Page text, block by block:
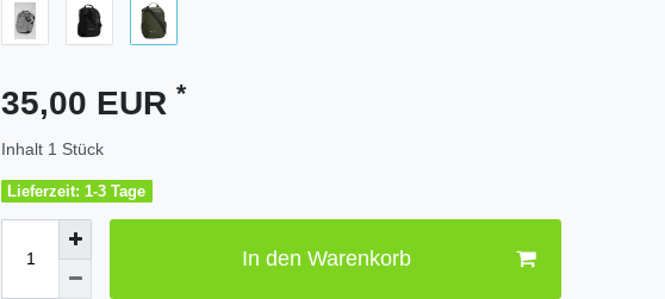
35,00 EUR *
Inhalt 1 Stück
Lieferzeit: 1-3 Tage
In den Warenkorb